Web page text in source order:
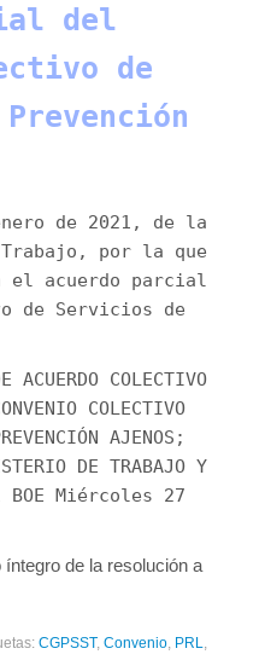
del
de
de 2021, de la
por la que
acuerdo parcial
de Servicios de
COLECTIVO
COLECTIVO
AJENOS;
DE TRABAJO Y
BOE Miércoles 27
de la resolución a
CGPSST, Convenio PRL